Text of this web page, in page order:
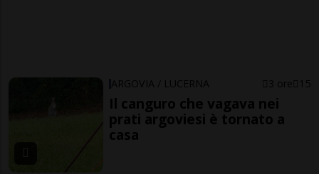
ARGOVIA / LUCERNA 3 ore 15
Il canguro che vagava nei
prati argoviesi è tornato a
casa